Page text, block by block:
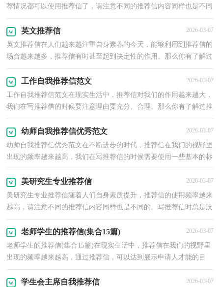
荐情况都可以使用推荐信了，请注意不同的推荐信内容同样也是不同
英文推荐信 2026-03-07
英文推荐信在人们越来越注重自身素养的今天，能够利用到推荐信的
场合越来越多，推荐信有时甚至起到决定性的作用。那么你有了解过
工作自我推荐信范文 2026-03-07
工作自我推荐信范文在现实生活中，推荐信对我们的作用越来越大，
我们在写推荐信的时候要注意理由要充分、合理。那么你有了解过推
幼师自我推荐信优秀范文 2026-03-07
幼师自我推荐信优秀范文在不断进步的时代，推荐信在我们的视野里
出现的频率越来越高，我们在写推荐信的时候需要使用一些基本的标
美研究生专业推荐信 2026-03-07
美研究生专业推荐信随着人们自身素质提升，推荐信的使用频率越来
越高，请注意不同的推荐信内容同样也是不同的。写推荐信时总是没
老师学生的推荐信(集合15篇) 2026-03-07
老师学生的推荐信(集合15篇)在现实生活中，推荐信在我们的视野里
出现的频率越来越高，通过推荐信，可以达到展示申请人才能的目
学生会主席自我推荐信 2026-03-07